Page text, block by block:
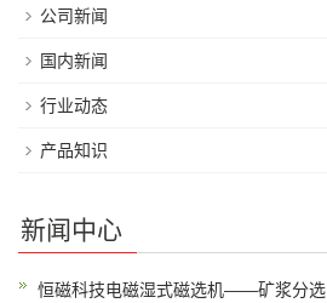
公司新闻
国内新闻
行业动态
产品知识
新闻中心
恒磁科技电磁湿式磁选机——矿浆分选